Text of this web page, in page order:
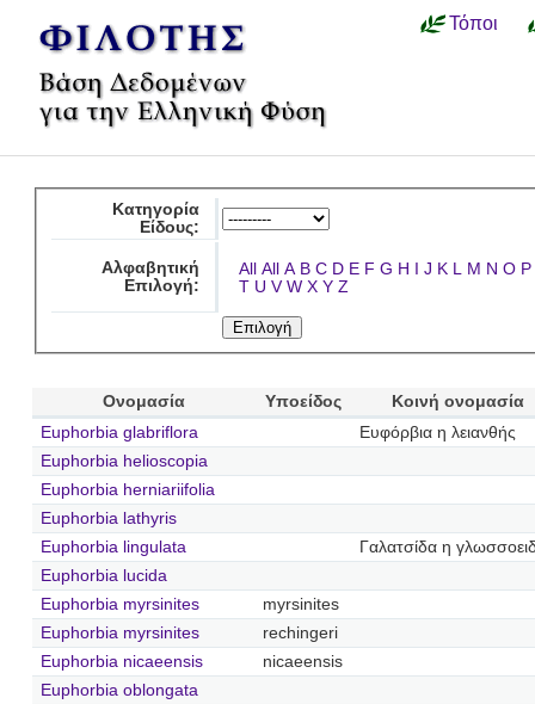
Τόποι
Κατηγορία
Είδους:
Αλφαβητική
Επιλογή:
All All A B C D E F G H I J K L M N O P
T U V W X Y Z
Ονομασία Υποείδος
Κοινή ονομασία
Euphorbia glabriflora
Ευφόρβια η λειανθής
Euphorbia helioscopia
Euphorbia herniariifolia
Euphorbia lathyris
Euphorbia lingulata
Γαλατσίδα η
Euphorbia lucida
Euphorbia myrsinites
myrsinites
Euphorbia myrsinites
rechingeri
Euphorbia nicaeensis
nicaeensis
Euphorbia oblongata